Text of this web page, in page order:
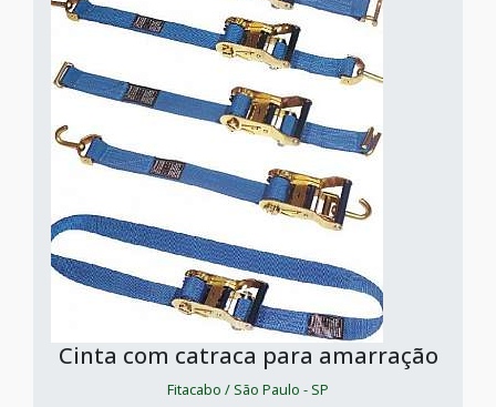
Cinta com catraca para amarração
Fitacabo / São Paulo - SP